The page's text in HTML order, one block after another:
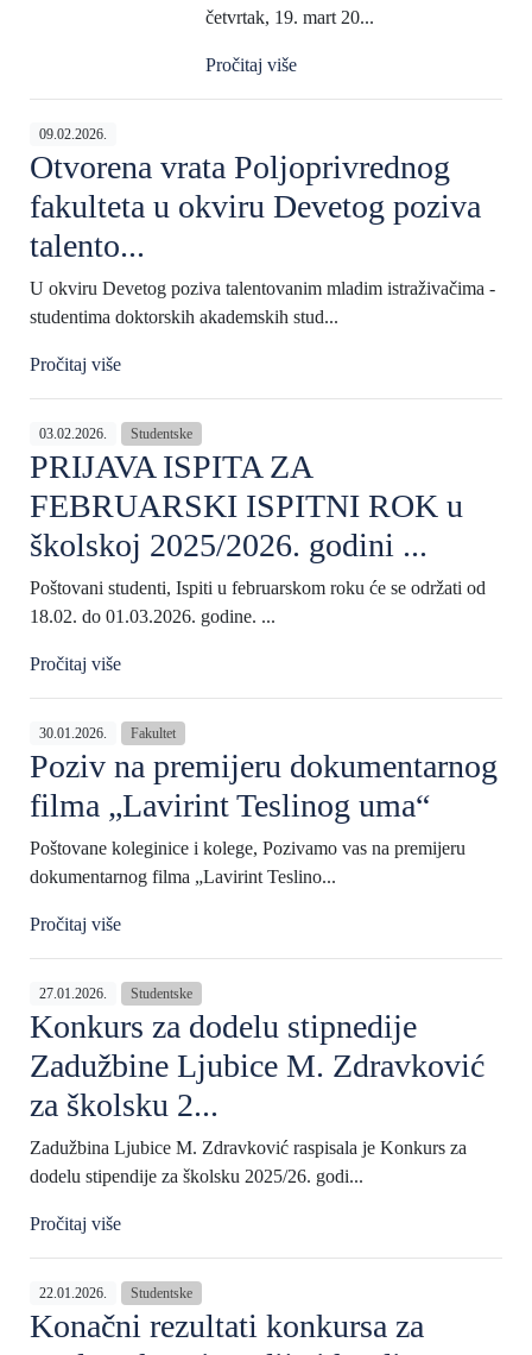
četvrtak, 19. mart 20...
Pročitaj više
09.02.2026.
Otvorena vrata Poljoprivrednog
fakulteta u okviru Devetog poziva
talento...
U okviru Devetog poziva talentovanim mladim istraživačima -
studentima doktorskih akademskih stud...
Pročitaj više
03.02.2026. Studentske
PRIJAVA ISPITA ZA
FEBRUARSKI ISPITNI ROK u
školskoj 2025/2026. godini ​​...
Poštovani studenti, Ispiti u februarskom roku će se održati od
18.02. do 01.03.2026. godine. ...
Pročitaj više
30.01.2026. Fakultet
Poziv na premijeru dokumentarnog
filma „Lavirint Teslinog uma“
Poštovane koleginice i kolege, Pozivamo vas na premijeru
dokumentarnog filma „Lavirint Teslino...
Pročitaj više
27.01.2026. Studentske
Konkurs za dodelu stipnedije
Zadužbine Ljubice M. Zdravković
za školsku 2...
Zadužbina Ljubice M. Zdravković raspisala je Konkurs za
dodelu stipendije za školsku 2025/26. godi...
Pročitaj više
22.01.2026. Studentske
Konačni rezultati konkursa za